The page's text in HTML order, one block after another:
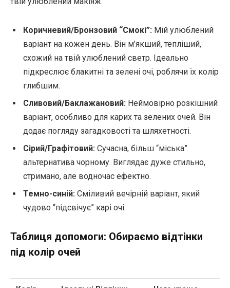
Коричневий/Бронзовий “Смокі”: Мій улюблений
варіант на кожен день. Він м’якший, тепліший,
схожий на твій улюблений светр. Ідеально
підкреслює блакитні та зелені очі, роблячи їх колір
глибшим.
Сливовий/Баклажановий: Неймовірно розкішний
варіант, особливо для карих та зелених очей. Він
додає погляду загадковості та шляхетності.
Сірий/Графітовий: Сучасна, більш “міська”
альтернатива чорному. Виглядає дуже стильно,
стримано, але водночас ефектно.
Темно-синій: Сміливий вечірній варіант, який
чудово “підсвічує” карі очі.
Таблиця допомоги: Обираємо відтінки
під колір очей